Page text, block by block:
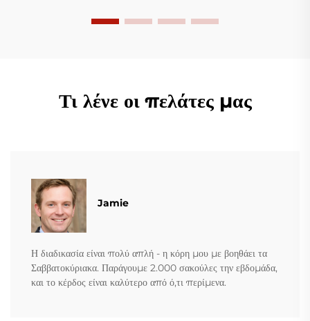
Τι λένε οι πελάτες μας
Jamie
Η διαδικασία είναι πολύ απλή - η κόρη μου με βοηθάει τα
Σαββατοκύριακα. Παράγουμε 2.000 σακούλες την εβδομάδα,
και το κέρδος είναι καλύτερο από ό,τι περίμενα.